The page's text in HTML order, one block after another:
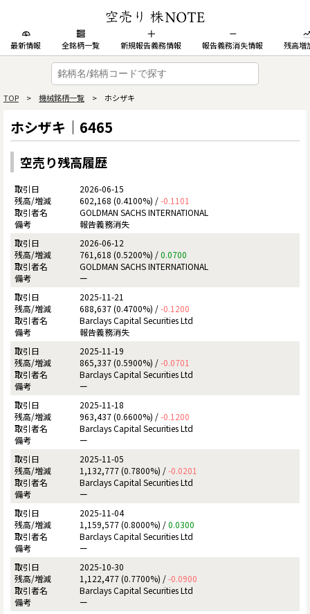
最新情報 全銘柄一覧 新規報告義務情報 報告義務消失情報 残高増
TOP > 機械銘柄一覧 > ホシザキ
ホシザキ｜6465
空売り残高履歴
2026-06-15
602,168 (0.4100%) /-0.1101
GOLDMAN SACHS INTERNATIONAL
報告義務消失
2026-06-12
761,618 (0.5200%) /0.0700
GOLDMAN SACHS INTERNATIONAL
ー
2025-11-21
688,637 (0.4700%) /-0.1200
Barclays Capital Securities Ltd
報告義務消失
2025-11-19
865,337 (0.5900%) /-0.0701
Barclays Capital Securities Ltd
ー
2025-11-18
963,437 (0.6600%) /-0.1200
Barclays Capital Securities Ltd
ー
2025-11-05
1,132,777 (0.7800%) /-0.0201
Barclays Capital Securities Ltd
ー
2025-11-04
1,159,577 (0.8000%) /0.0300
Barclays Capital Securities Ltd
ー
2025-10-30
1,122,477 (0.7700%) /-0.0900
Barclays Capital Securities Ltd
ー